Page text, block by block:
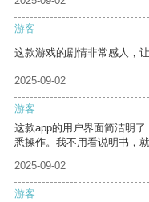
游客
这款游戏的剧情非常感人，
2025-09-02
游客
这款app的用户界面简洁明
悉操作。我不用看说明书，
2025-09-02
游客